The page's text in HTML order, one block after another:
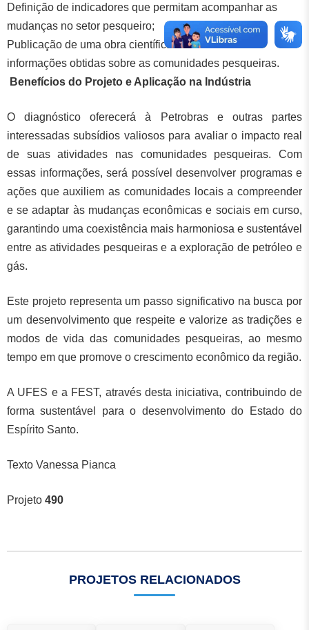
Definição de indicadores que permitam acompanhar as
mudanças no setor pesqueiro;
Publicação de uma obra científica consolidando as
informações obtidas sobre as comunidades pesqueiras.
Benefícios do Projeto e Aplicação na Indústria
O diagnóstico oferecerá à Petrobras e outras partes
interessadas subsídios valiosos para avaliar o impacto real
de suas atividades nas comunidades pesqueiras. Com
essas informações, será possível desenvolver programas e
ações que auxiliem as comunidades locais a compreender
e se adaptar às mudanças econômicas e sociais em curso,
garantindo uma coexistência mais harmoniosa e sustentável
entre as atividades pesqueiras e a exploração de petróleo e
gás.
Este projeto representa um passo significativo na busca por
um desenvolvimento que respeite e valorize as tradições e
modos de vida das comunidades pesqueiras, ao mesmo
tempo em que promove o crescimento econômico da região.
A UFES e a FEST, através desta iniciativa, contribuindo de
forma sustentável para o desenvolvimento do Estado do
Espírito Santo.
Texto Vanessa Pianca
Projeto 490
PROJETOS RELACIONADOS